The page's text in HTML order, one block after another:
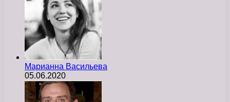
Марианна Васильева
05.06.2020